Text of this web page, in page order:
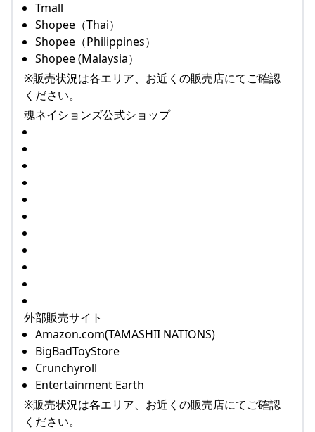
Tmall
Shopee（Thai）
Shopee（Philippines）
Shopee (Malaysia）
※販売状況は各エリア、お近くの販売店にてご確認
ください。
魂ネイションズ公式ショップ
外部販売サイト
Amazon.com(TAMASHII NATIONS)
BigBadToyStore
Crunchyroll
Entertainment Earth
※販売状況は各エリア、お近くの販売店にてご確認
ください。